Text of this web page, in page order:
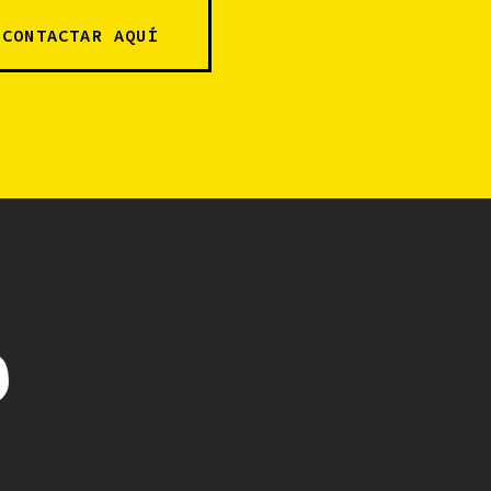
CONTACTAR AQUÍ